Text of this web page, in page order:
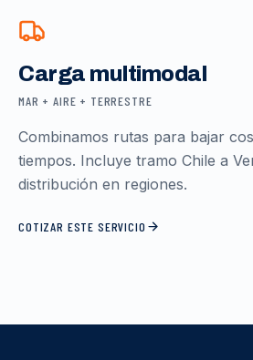
Carga multimodal
MAR + AIRE + TERRESTRE
Combinamos rutas para bajar
tiempos. Incluye tramo Chile a
distribución en regiones.
COTIZAR ESTE SERVICIO